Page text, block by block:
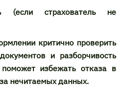
(если страхователь не
критично проверить
и разборчивость
избежать отказа в
нечитаемых данных.